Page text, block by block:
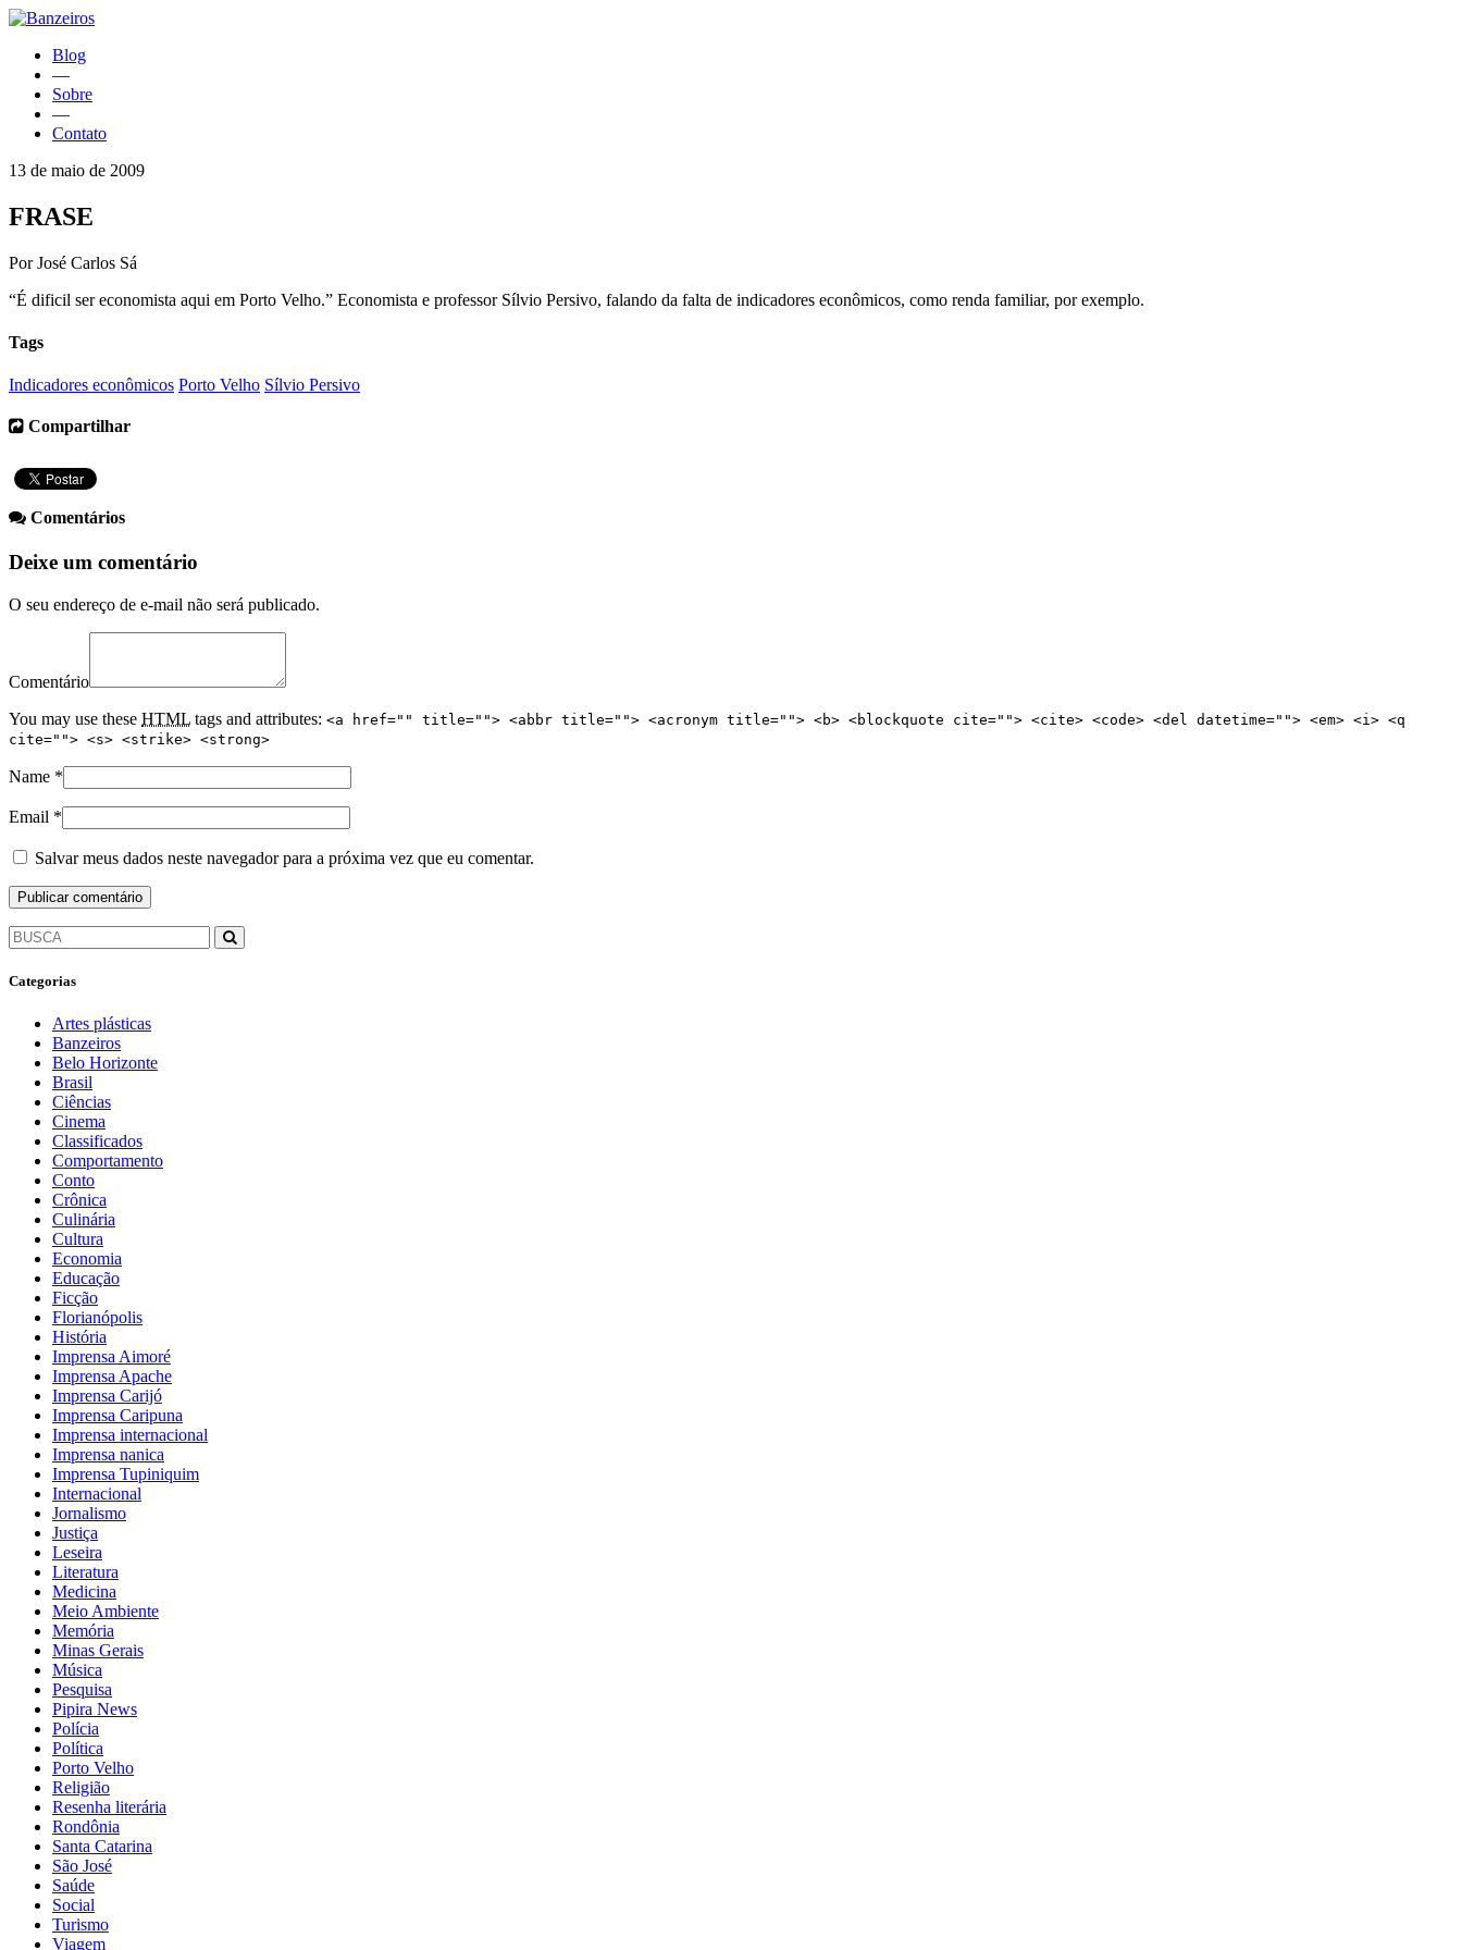
Blog
—
Sobre
—
Contato
13 de maio de 2009
FRASE
Por José Carlos Sá
“É dificil ser economista aqui em Porto Velho.” Economista e professor Sílvio Persivo, falando da falta de indicadores econômicos, como renda familiar, por exemplo.
Tags
Indicadores econômicos Porto Velho Sílvio Persivo
Compartilhar
Comentários
Deixe um comentário
O seu endereço de e-mail não será publicado.
Comentário
You may use these HTML tags and attributes: <a href="" title=""> <abbr title=""> <acronym title=""> <b> <blockquote cite=""> <cite> <code> <del datetime=""> <em> <i> <q
cite=""> <s> <strike> <strong>
Name *
Email *
Salvar meus dados neste navegador para a próxima vez que eu comentar.
Categorias
Artes plásticas
Banzeiros
Belo Horizonte
Brasil
Ciências
Cinema
Classificados
Comportamento
Conto
Crônica
Culinária
Cultura
Economia
Educação
Ficção
Florianópolis
História
Imprensa Aimoré
Imprensa Apache
Imprensa Carijó
Imprensa Caripuna
Imprensa internacional
Imprensa nanica
Imprensa Tupiniquim
Internacional
Jornalismo
Justiça
Leseira
Literatura
Medicina
Meio Ambiente
Memória
Minas Gerais
Música
Pesquisa
Pipira News
Polícia
Política
Porto Velho
Religião
Resenha literária
Rondônia
Santa Catarina
São José
Saúde
Social
Turismo
Viagem